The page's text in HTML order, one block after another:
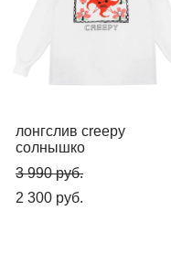
лонгслив creepy
солнышко
3 990 pуб.
2 300 pуб.